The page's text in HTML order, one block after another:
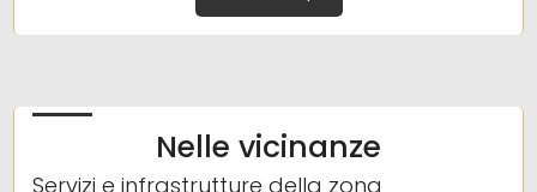
Comune: Pieve di Teco
Camere: 5
Nelle vicinanze
Servizi e infrastrutture della zona